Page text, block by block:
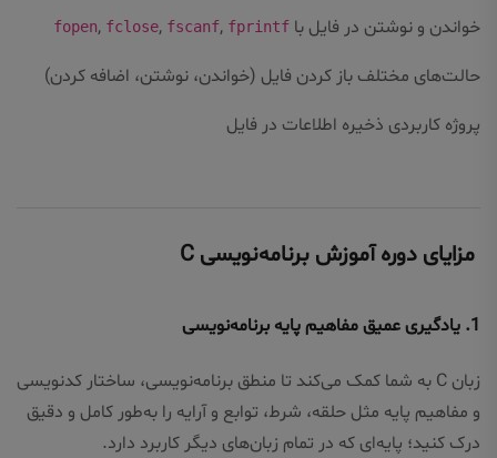
خواندن و نوشتن در فایل با fopen, fclose, fscanf, fprintf
حالت‌های مختلف باز کردن فایل (خواندن، نوشتن، اضافه کردن)
پروژه کاربردی ذخیره اطلاعات در فایل
مزایای دوره آموزش برنامه‌نویسی C
1. یادگیری عمیق مفاهیم پایه برنامه‌نویسی
زبان C به شما کمک می‌کند تا منطق برنامه‌نویسی، ساختار کدنویسی
و مفاهیم پایه مثل حلقه، شرط، توابع و آرایه را به‌طور کامل و دقیق
درک کنید؛ پایه‌ای که در تمام زبان‌های دیگر کاربرد دارد.